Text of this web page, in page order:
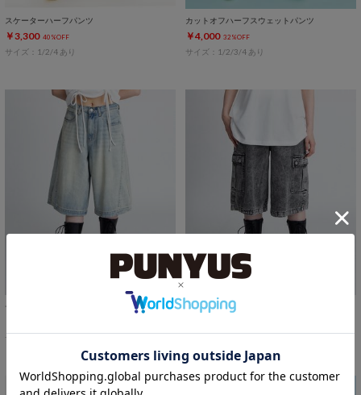
スケーターハーフパンツ
￥3,300 40%OFF
サイズ：1/2/4 あり
カットオフハーフスウェットパンツ
￥4,000 32%OFF
サイズ：1/2/3/4 あり
デザインデニムハーフパンツ
サイズ：1/2/3/4/5 あり
デニムカーゴハーフパンツ